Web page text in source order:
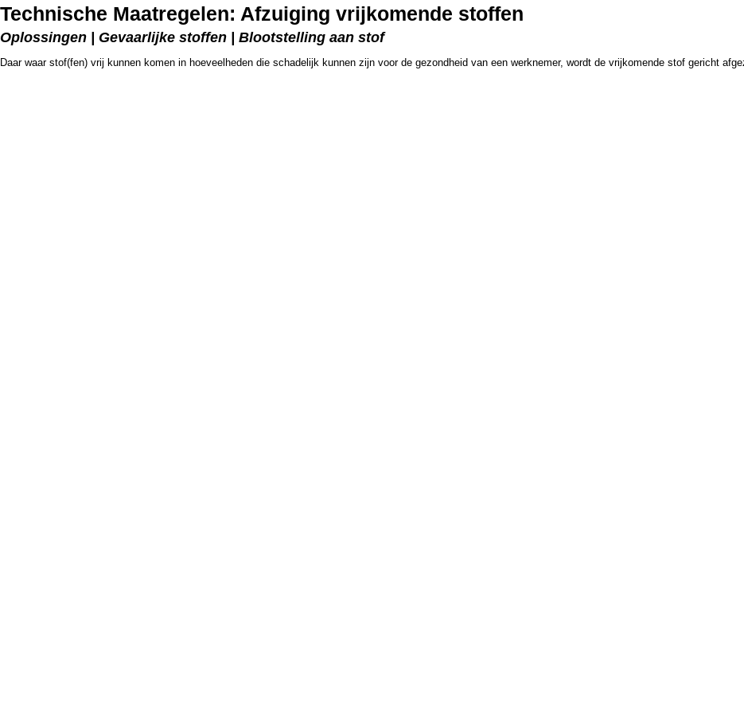
Technische Maatregelen: Afzuiging vrijkomende stoffen
Oplossingen | Gevaarlijke stoffen | Blootstelling aan stof
Daar waar stof(fen) vrij kunnen komen in hoeveelheden die schadelijk kunnen zijn voor de gezondheid van een werknemer, wordt de vrijkomende stof gericht